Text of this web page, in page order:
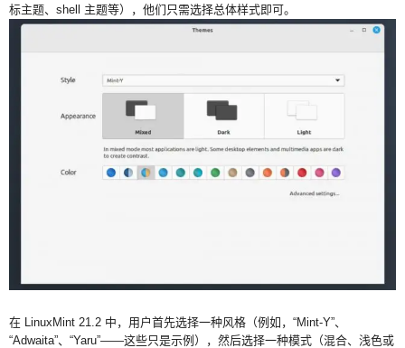
标主题、shell 主题等），他们只需选择总体样式即可。
在 LinuxMint 21.2 中，用户首先选择一种风格（例如，“Mint-Y”、
“Adwaita”、“Yaru”——这些只是示例），然后选择一种模式（混合、浅色或